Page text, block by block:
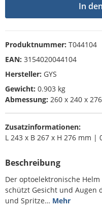
In
Produktnummer: T044104
EAN: 3154020044104
Hersteller: GYS
Gewicht: 0.903 kg
Abmessung: 260 x 240 x
Zusatzinformationen:
L 243 x B 267 x H 276 mm |
Beschreibung
Der optoelektronische Helm
schützt Gesicht und Augen
und Spritze… Mehr